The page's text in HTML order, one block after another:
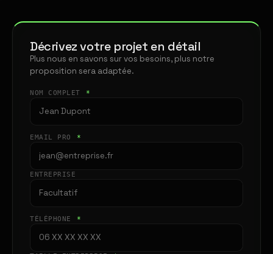
Décrivez votre projet en détail
Plus nous en savons sur vos besoins, plus notre
proposition sera adaptée.
NOM COMPLET *
EMAIL PRO *
ENTREPRISE
TÉLÉPHONE *